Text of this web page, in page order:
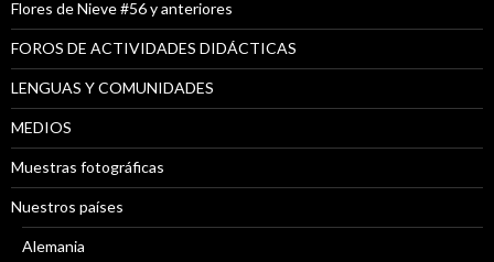
Flores de Nieve #56 y anteriores
FOROS DE ACTIVIDADES DIDÁCTICAS
LENGUAS Y COMUNIDADES
MEDIOS
Muestras fotográficas
Nuestros países
Alemania